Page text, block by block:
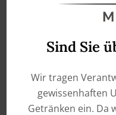
Sind Sie
Wir tragen
gewissenhaften
Getränken ein. Da
IN DEN